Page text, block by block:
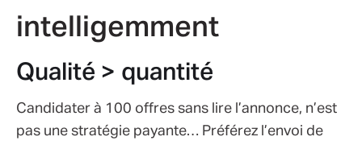
intelligemment
Qualité > quantité
Candidater à 100 offres sans lire l’annonce, n’est
pas une stratégie payante… Préférez l’envoi de